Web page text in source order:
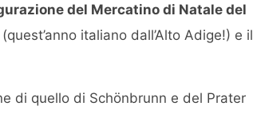
del Mercatino di Natale del
italiano dall’Alto Adige!) e il
di quello di Schönbrunn e del Prater